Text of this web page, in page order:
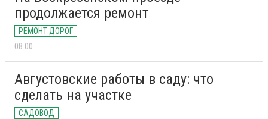
продолжается ремонт
РЕМОНТ ДОРОГ
08:00
Августовские работы в саду: что
сделать на участке
САДОВОД